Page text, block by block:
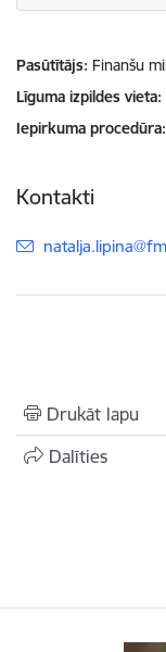
Pasūtītājs Finanšu
Līguma izpildes vieta
Iepirkuma procedūra
Kontakti
E-pasts:
Drukāt lapu
Dalīties